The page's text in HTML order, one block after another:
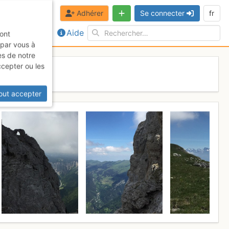
Aide
Adhérer Se connecter fr
vous à
de notre
ou les
accepter